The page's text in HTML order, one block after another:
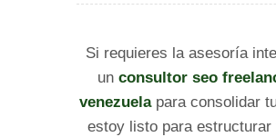
Si requieres la asesoría
un consultor seo
venezuelapara consolidar
estoy listo para estructurar